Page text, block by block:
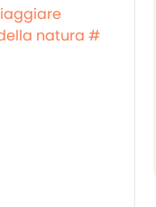
natura #